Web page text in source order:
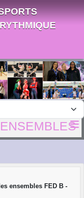
ensembles FED B -